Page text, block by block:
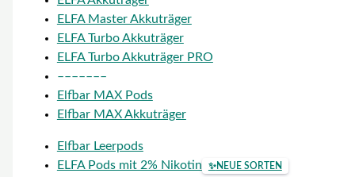
ELFA Master Akkuträger
ELFA Turbo Akkuträger
ELFA Turbo Akkuträger PRO
–––––––
Elfbar MAX Pods
Elfbar MAX Akkuträger
Elfbar Leerpods
ELFA Pods mit 2% Nikotin
✨NEUE SORTEN